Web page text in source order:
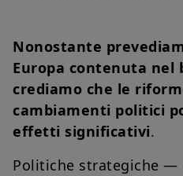
Nonostante
Europa contenuta nel
crediamo che le
cambiamenti politici
effetti significativi.
Politiche strategiche —